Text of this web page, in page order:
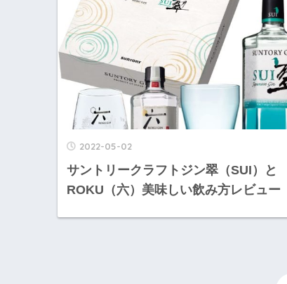
2022-05-02
サントリークラフトジン翠（SUI）と
ROKU（六）美味しい飲み方レビュー